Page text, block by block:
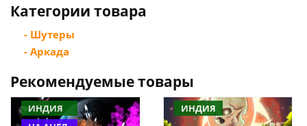
Категории товара
- Шутеры
- Аркада
Рекомендуемые товары
ИНДИЯ
ИНДИЯ